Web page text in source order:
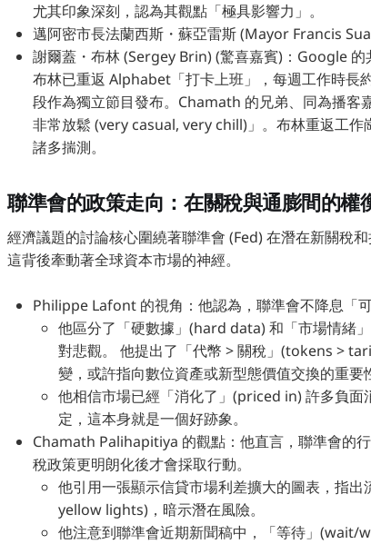
尤其印象深刻，認為其觀點「極具影響力」。
邁阿密市長法蘭西斯・蘇亞雷斯 (Mayor Francis
謝爾蓋・布林 (Sergey Brin) (驚喜嘉賓)：Google 的
布林已重返 Alphabet「打卡上班」，每週工作時長
段作為獨立節目發布。Chamath 的兄弟、同為播客
非常放鬆 (very casual, very chill)」。布林重返工
諸多揣測。
聯準會的政策走向：在關稅與通膨間的權
經濟議題的討論核心圍繞著聯準會 (Fed) 在潛在新關稅
這背後牽動著全球資本市場的神經。
Philippe Lafont 的視角：他認為，聯準會不降息「
他區分了「硬數據」(hard data) 和「市場情緒
對悲觀。 他提出了「代幣 > 關稅」(tokens >
變，或許指向數位資產或新型態價值交換的重要
他相信市場已經「消化了」(priced in) 許多負
定，這本身就是一個好跡象。
Chamath Palihapitiya 的觀點：他直言，聯準會的
稅政策更明朗化後才會採取行動。
他引用一張顯示信貸市場利差擴大的圖表，指
yellow lights)，暗示潛在風險。
他注意到聯準會近期新聞稿中，「等待」(wait/